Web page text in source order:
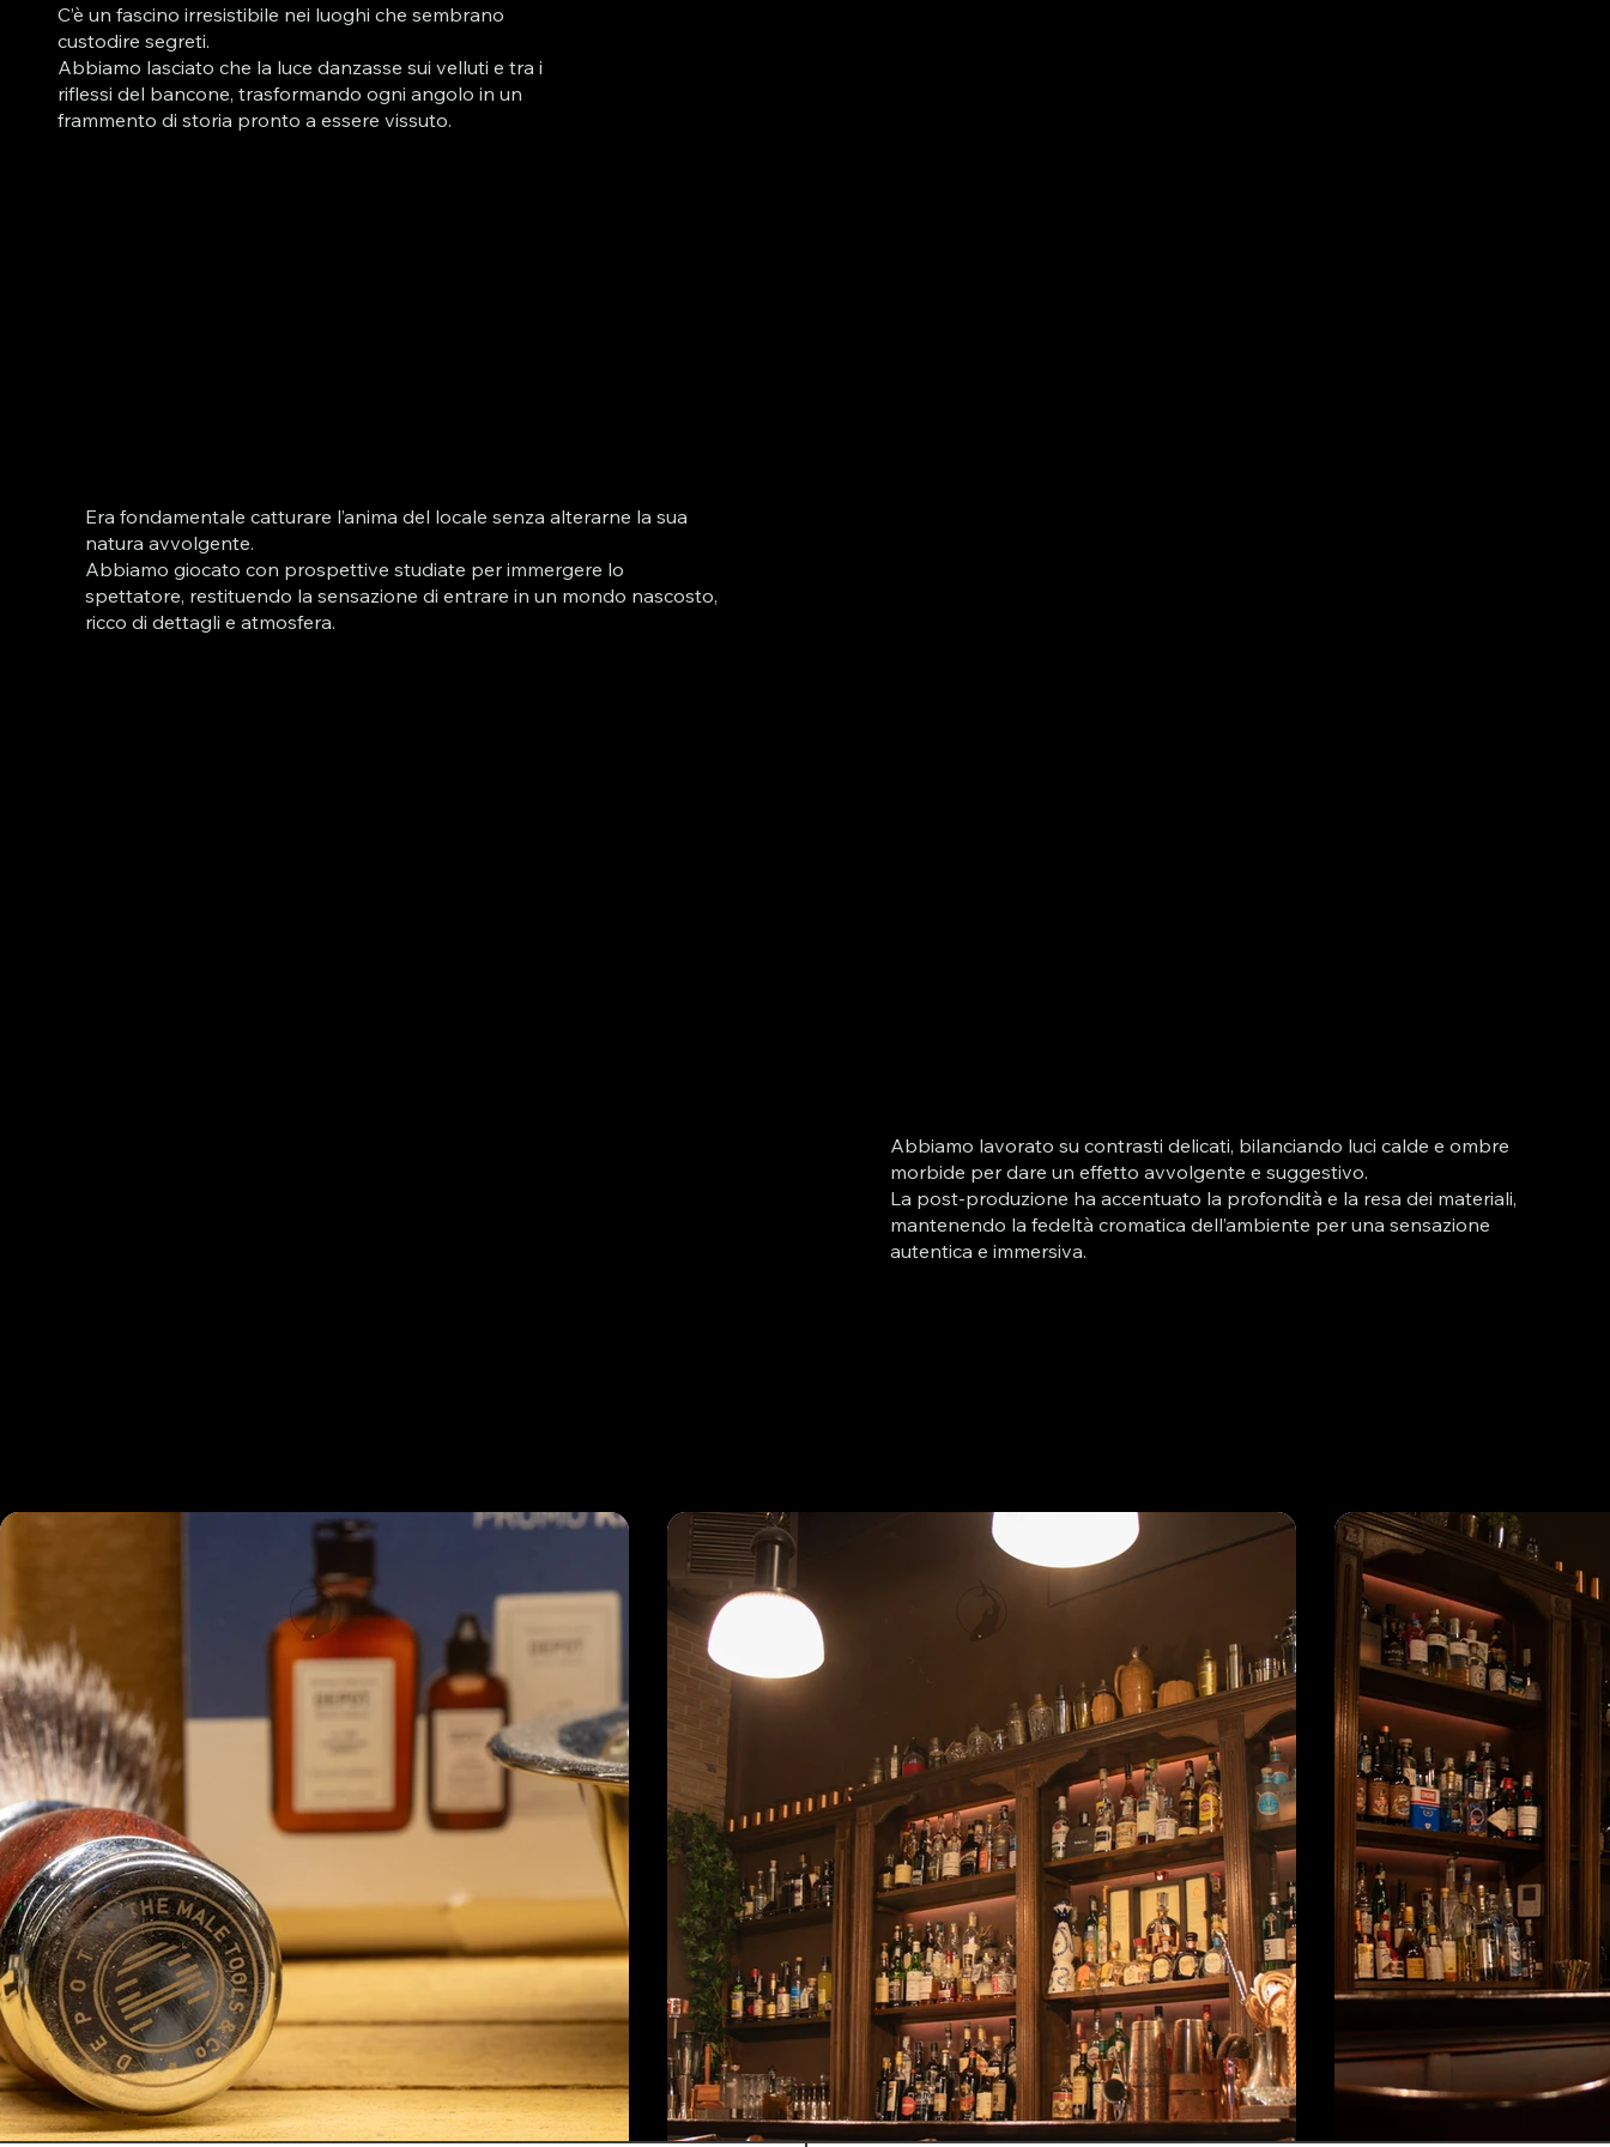
C’è un fascino irresistibile nei luoghi che sembrano
custodire segreti.
Abbiamo lasciato che la luce danzasse sui velluti e tra i
riflessi del bancone, trasformando ogni angolo in un
frammento di storia pronto a essere vissuto.
Era fondamentale catturare l’anima del locale senza alterarne la sua
natura avvolgente.
Abbiamo giocato con prospettive studiate per immergere lo
spettatore, restituendo la sensazione di entrare in un mondo nascosto,
ricco di dettagli e atmosfera.
Abbiamo lavorato su contrasti delicati, bilanciando luci calde e ombre
morbide per dare un effetto avvolgente e suggestivo.
La post-produzione ha accentuato la profondità e la resa dei materiali,
mantenendo la fedeltà cromatica dell’ambiente per una sensazione
autentica e immersiva.